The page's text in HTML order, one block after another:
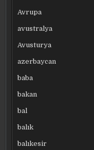
Avrupa
avustralya
Avusturya
azerbaycan
baba
bakan
bal
balık
balıkesir